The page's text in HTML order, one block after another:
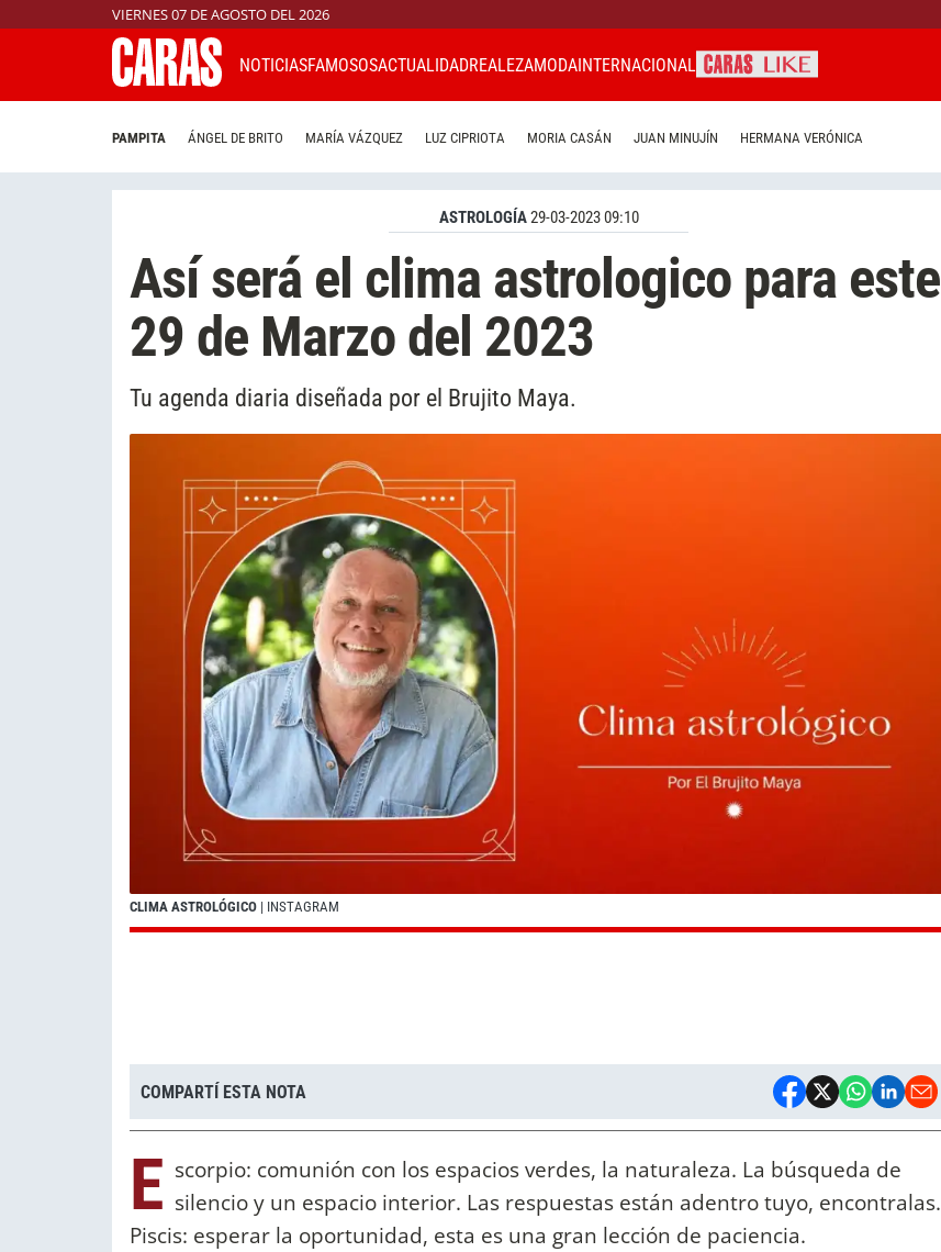
VIERNES 07 DE AGOSTO DEL 2026
NOTICIASFAMOSOSACTUALIDADREALEZAMODAINTERNACIONAL
PAMPITA ÁNGEL DE BRITO MARÍA VÁZQUEZ LUZ CIPRIOTA MORIA CASÁN JUAN MINUJÍN HERMANA VERÓNICA
ASTROLOGÍA29-03-2023 09:10
Así será el clima astrologico para este
29 de Marzo del 2023
Tu agenda diaria diseñada por el Brujito Maya.
CLIMA ASTROLÓGICO | INSTAGRAM
COMPARTÍ ESTA NOTA
E scorpio: comunión con los espacios verdes, la naturaleza. La búsqueda de
silencio y un espacio interior. Las respuestas están adentro tuyo, encontralas.
Piscis: esperar la oportunidad, esta es una gran lección de paciencia.